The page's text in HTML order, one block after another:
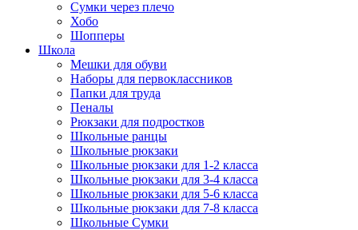
Сумки через плечо
Хобо
Шопперы
Школа
Мешки для обуви
Наборы для первоклассников
Папки для труда
Пеналы
Рюкзаки для подростков
Школьные ранцы
Школьные рюкзаки
Школьные рюкзаки для 1-2 класса
Школьные рюкзаки для 3-4 класса
Школьные рюкзаки для 5-6 класса
Школьные рюкзаки для 7-8 класса
Школьные Сумки